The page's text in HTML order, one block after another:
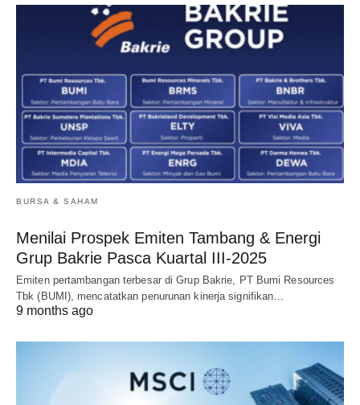
BURSA & SAHAM
Menilai Prospek Emiten Tambang & Energi
Grup Bakrie Pasca Kuartal III-2025
Emiten pertambangan terbesar di Grup Bakrie, PT Bumi Resources
Tbk (BUMI), mencatatkan penurunan kinerja signifikan…
9 months ago